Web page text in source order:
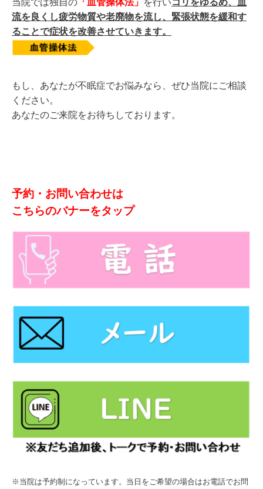
当院では独自の 「血管操体法」 を行いコリをゆるめ、血
流を良くし疲労物質や老廃物を流し、緊張状態を緩和す
ることで症状を改善させていきます。
もし、あなたが不眠症でお悩みなら、ぜひ当院にご相談
ください。
あなたのご来院をお待ちしております。
予約・お問い合わせは
こちらのバナーをタップ
※当院は予約制になっています。当日をご希望の場合はお電話でお問